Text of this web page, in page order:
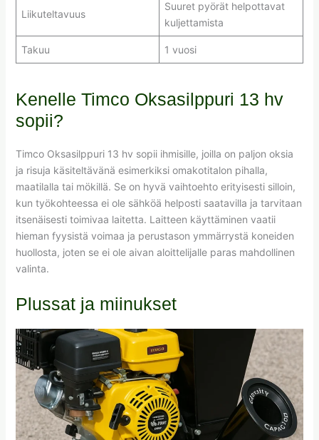
Liikuteltavuus
Suuret pyörät helpottavat
kuljettamista
Takuu 1 vuosi
Kenelle Timco Oksasilppuri 13 hv
sopii?
Timco Oksasilppuri 13 hv sopii ihmisille, joilla on paljon oksia
ja risuja käsiteltävänä esimerkiksi omakotitalon pihalla,
maatilalla tai mökillä. Se on hyvä vaihtoehto erityisesti silloin,
kun työkohteessa ei ole sähköä helposti saatavilla ja tarvitaan
itsenäisesti toimivaa laitetta. Laitteen käyttäminen vaatii
hieman fyysistä voimaa ja perustason ymmärrystä koneiden
huollosta, joten se ei ole aivan aloittelijalle paras mahdollinen
valinta.
Plussat ja miinukset